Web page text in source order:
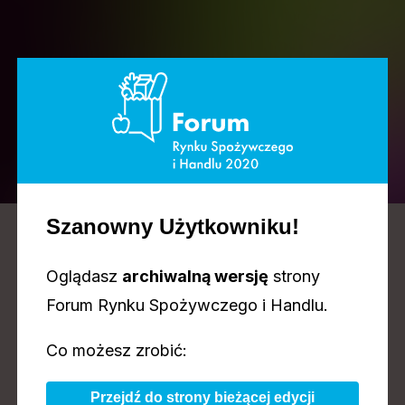
PRELEGENCI
Szanowny Użytkowniku!
Oglądasz archiwalną wersję strony
Forum Rynku Spożywczego i Handlu.
Co możesz zrobić:
Przejdź do strony bieżącej edycji